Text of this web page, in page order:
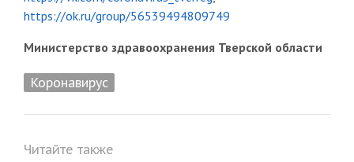
https://ok.ru/group/56539494809749
Министерство здравоохранения Тверской области
Коронавирус
Читайте также